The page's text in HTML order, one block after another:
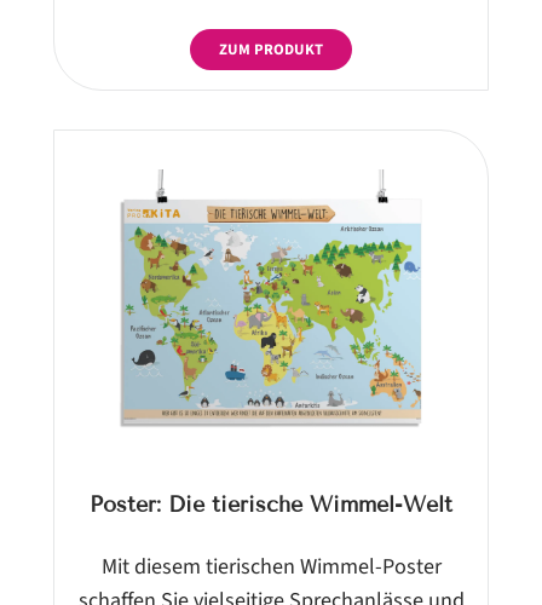
ZUM PRODUKT
Poster: Die tierische Wimmel-Welt
Mit diesem tierischen Wimmel-Poster